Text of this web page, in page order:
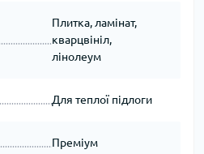
Плитка, ламінат,
кварцвініл,
лінолеум
Для теплої підлоги
Преміум